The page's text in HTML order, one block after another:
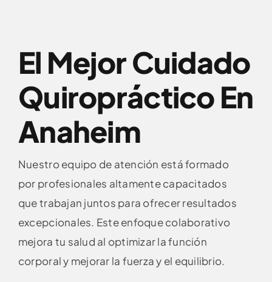
El Mejor Cuidado
Quiropráctico En
Anaheim
Nuestro equipo de atención está formado
por profesionales altamente capacitados
que trabajan juntos para ofrecer resultados
excepcionales. Este enfoque colaborativo
mejora tu salud al optimizar la función
corporal y mejorar la fuerza y el equilibrio.